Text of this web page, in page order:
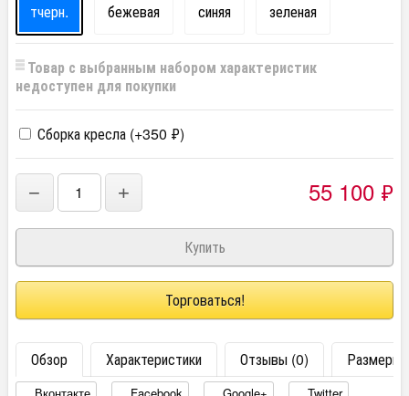
тчерн. бежевая синяя зеленая
Товар с выбранным набором характеристик
недоступен для покупки
Сборка кресла (+350 ₽)
− + 55 100 ₽
Торговаться!
Обзор Характеристики Отзывы (0) Размеры